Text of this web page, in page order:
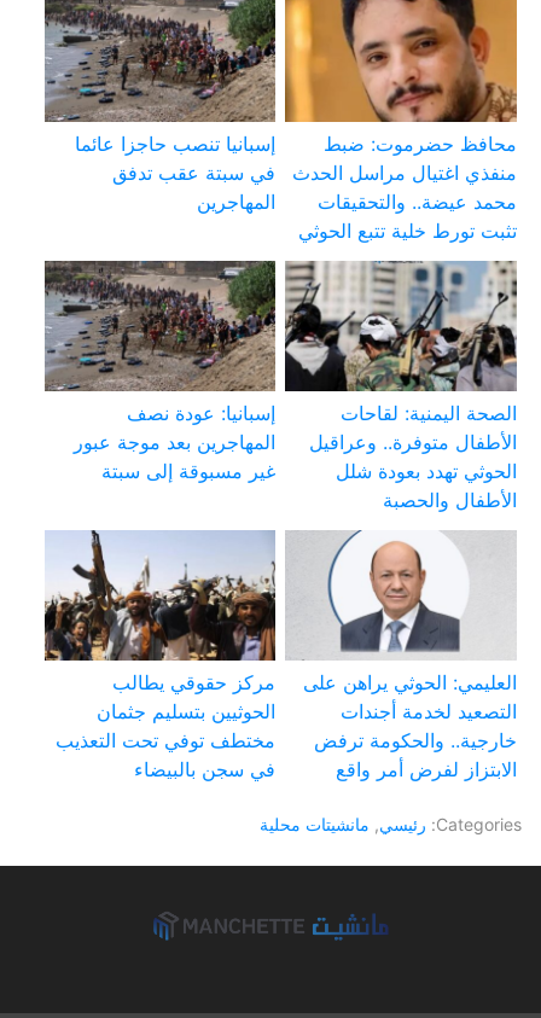
محافظ حضرموت: ضبط
منفذي اغتيال مراسل الحدث
محمد عيضة.. والتحقيقات
تثبت تورط خلية تتبع الحوثي
إسبانيا تنصب حاجزا عائما
في سبتة عقب تدفق
المهاجرين
الصحة اليمنية: لقاحات
الأطفال متوفرة.. وعراقيل
الحوثي تهدد بعودة شلل
الأطفال والحصبة
إسبانيا: عودة نصف
المهاجرين بعد موجة عبور
غير مسبوقة إلى سبتة
العليمي: الحوثي يراهن على
التصعيد لخدمة أجندات
خارجية.. والحكومة ترفض
الابتزاز لفرض أمر واقع
مركز حقوقي يطالب
الحوثيين بتسليم جثمان
مختطف توفي تحت التعذيب
في سجن بالبيضاء
Categories: رئيسي, مانشيتات محلية